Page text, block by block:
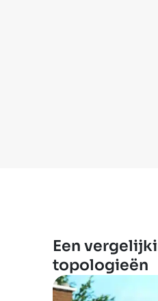
Een
topologieën